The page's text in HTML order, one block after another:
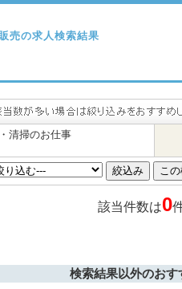
売の求人検索結果
清掃のお仕事
該当件数は0
検索結果以外のおす